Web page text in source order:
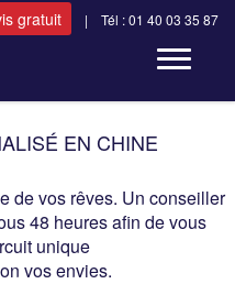
gratuit | Tél : 01 40 03 35 87
Toggle
EN CHINE
de vos rêves. Un conseiller
48 heures afin de vous
unique
vos envies.